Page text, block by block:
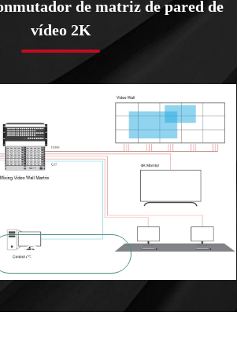
de matriz de pared de
vídeo 2K
